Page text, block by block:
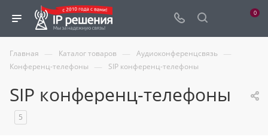
0
Главная — Каталог товаров — Аудиоконференцсвязь —
Конференц-телефоны — SIP конференц-телефоны
SIP конференц-телефоны
5